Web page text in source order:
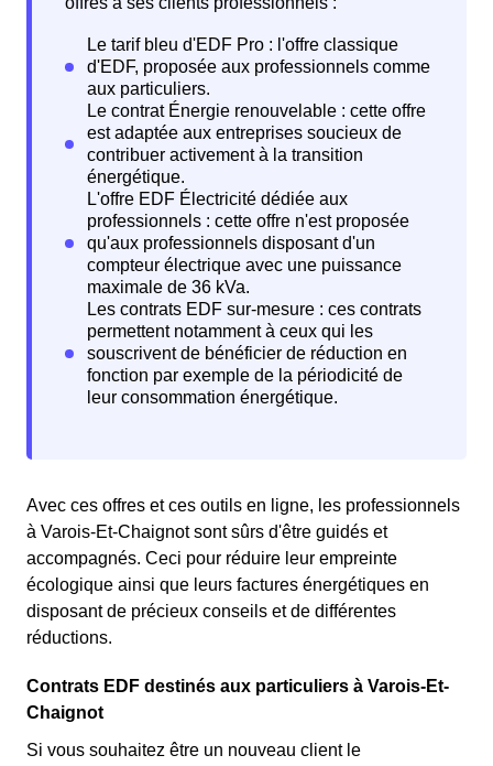
Avec ces offres et ces outils en ligne, les professionnels
à Varois-Et-Chaignot sont sûrs d'être guidés et
accompagnés. Ceci pour réduire leur empreinte
écologique ainsi que leurs factures énergétiques en
disposant de précieux conseils et de différentes
réductions.
Contrats EDF destinés aux particuliers à Varois-Et-
Chaignot
Si vous souhaitez être un nouveau client le